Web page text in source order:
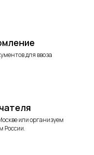
для ввоза
или организуем
России.